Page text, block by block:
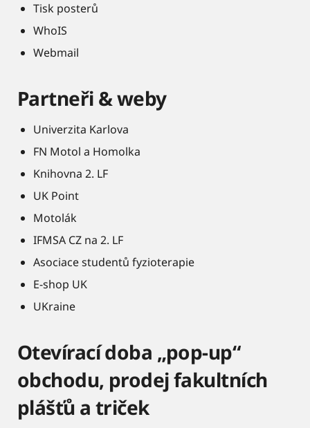
Tisk posterů
WhoIS
Webmail
Partneři & weby
Univerzita Karlova
FN Motol a Homolka
Knihovna 2. LF
UK Point
Motolák
IFMSA CZ na 2. LF
Asociace studentů fyzioterapie
E-shop UK
UKraine
Otevírací doba „pop-up“
obchodu, prodej fakultních
plášťů a triček